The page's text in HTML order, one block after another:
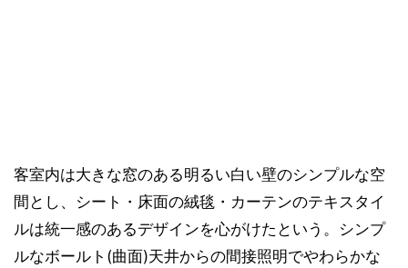
客室内は大きな窓のある明るい白い壁のシンプルな空
間とし、シート・床面の絨毯・カーテンのテキスタイ
ルは統一感のあるデザインを心がけたという。シンプ
ルなボールト(曲面)天井からの間接照明でやわらかな